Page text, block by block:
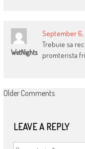
WetNights
September 6,
Trebuie sa
promterista
COMMENT
Older Comments
LEAVE A REPLY